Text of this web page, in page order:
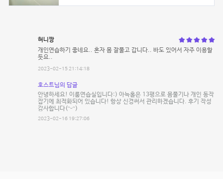
혀니짱
개인연습하기 좋네요.. 혼자 몸 잘풀고 갑니다.. 바도 있어서 자주 이용할
듯요..
2023-02-15 21:14:18
호스트님의 답글
안녕하세요! 이룸연습실입니다:) 아늑홀은 13평으로 몸풀기나 개인 동작
잡기에 최적화되어 있습니다! 항상 신경써서 관리하겠습니다. 후기 작성
감사합니다(ᵔᵕᵔ)
2023-02-16 19:27:06